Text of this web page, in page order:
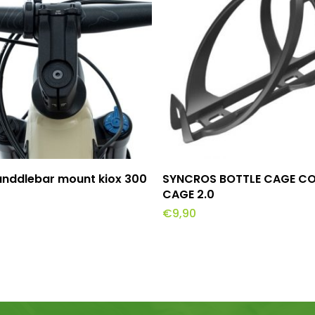
Aan Winkelwagen
mount kiox 300 Toevoegen Aan
SYNCROS BOTTLE CAGE
CAGE 2.0
€9,90